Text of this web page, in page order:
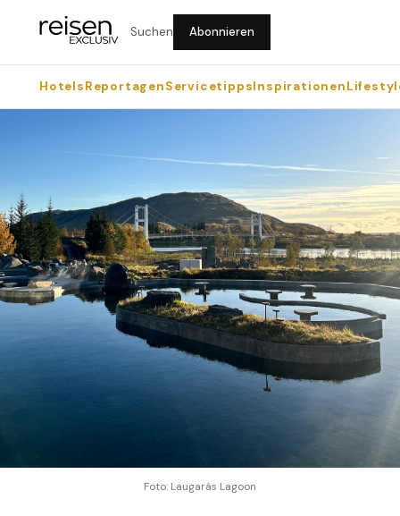
Suchen Abonnieren
HotelsReportagenServicetippsInspirationen
Foto: Laugarás Lagoon